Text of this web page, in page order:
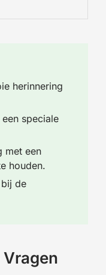
herinnering
speciale
met een
houden.
de
Vragen